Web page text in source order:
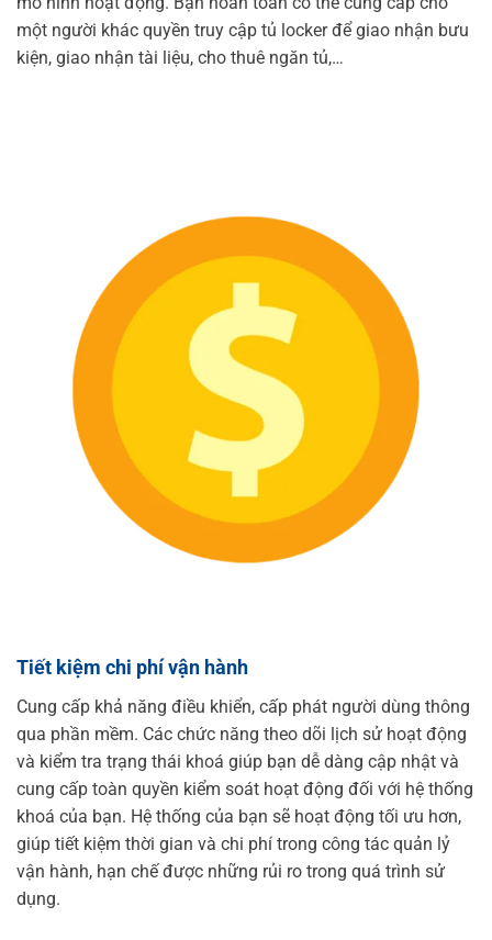
một người khác quyền truy cập tủ locker để giao nhận bưu
kiện, giao nhận tài liệu, cho thuê ngăn tủ,…
Tiết kiệm chi phí vận hành
Cung cấp khả năng điều khiển, cấp phát người dùng thông
qua phần mềm. Các chức năng theo dõi lịch sử hoạt động
và kiểm tra trạng thái khoá giúp bạn dễ dàng cập nhật và
cung cấp toàn quyền kiểm soát hoạt động đối với hệ thống
khoá của bạn. Hệ thống của bạn sẽ hoạt động tối ưu hơn,
giúp tiết kiệm thời gian và chi phí trong công tác quản lỷ
vận hành, hạn chế được những rủi ro trong quá trình sử
dụng.